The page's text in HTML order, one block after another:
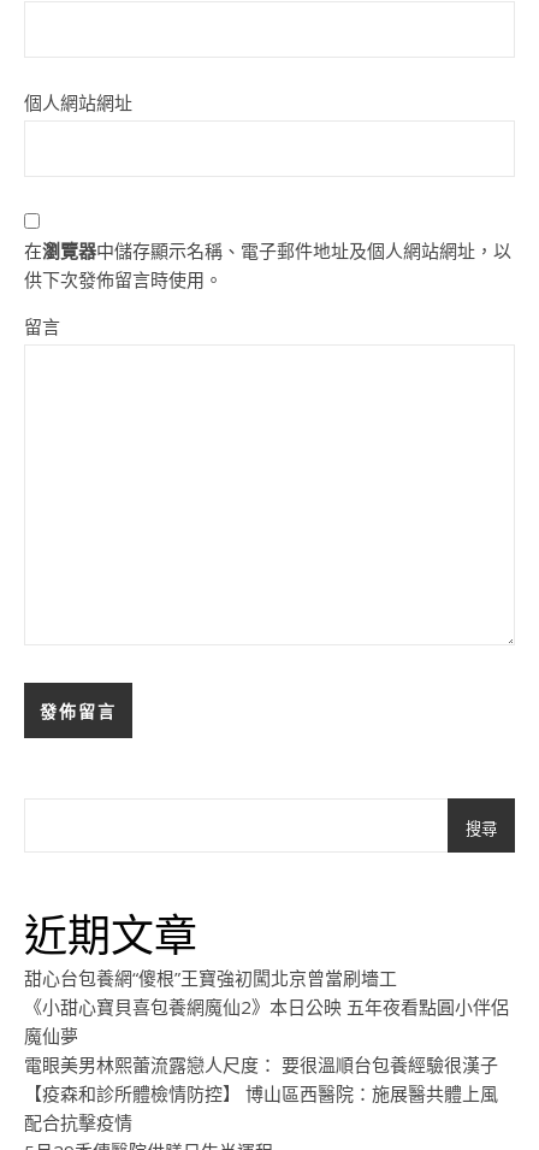
個人網站網址
在瀏覽器中儲存顯示名稱、電子郵件地址及個人網站網址，以
供下次發佈留言時使用。
留言
搜尋
近期文章
甜心台包養網“傻根”王寶強初闖北京曾當刷墻工
《小甜心寶貝喜包養網魔仙2》本日公映 五年夜看點圓小伴侶
魔仙夢
電眼美男林熙蕾流露戀人尺度： 要很溫順台包養經驗很漢子
【疫森和診所體檢情防控】 博山區西醫院：施展醫共體上風
配合抗擊疫情